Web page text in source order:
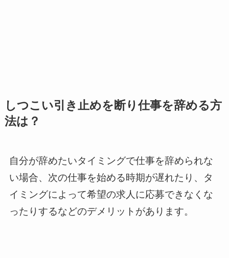
しつこい引き止めを断り仕事を辞める方
法は？
自分が辞めたいタイミングで仕事を辞められな
い場合、次の仕事を始める時期が遅れたり、タ
イミングによって希望の求人に応募できなくな
ったりするなどのデメリットがあります。